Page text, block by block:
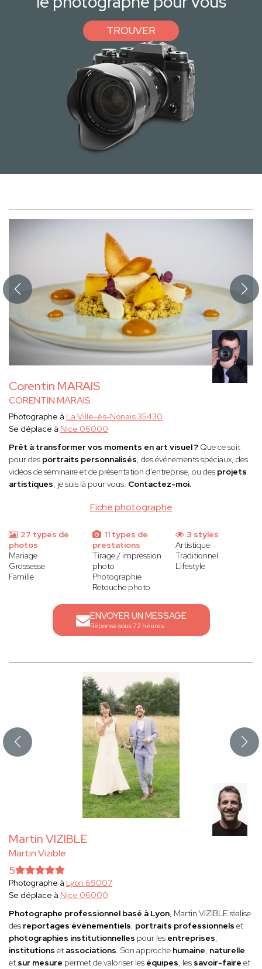
TROUVER
Corentin MARAIS
CORENTIN MARAIS
Fiche photographe
Photographe à La Ville-és-Nonais 35430
Se déplace à Nice 06000
Prêt à transformer vos moments en art visuel ? Que ce soit
pour des portraits personnalisés, des événements spéciaux, des
vidéos de séminaire et de présentation d’entreprise, ou des projets
artistiques, je suis là pour vous. Contactez-moi.
27 types de
photos
Mariage
Grossesse
Famille
11 types de
prestations
Tirage / impression
photo
Photographie
Retouche photo
3 styles
Artistique
Traditionnel
Lifestyle
ENVOYER UN MESSAGE
Réponse sous 72 heures
Martin VIZIBLE
Martin Vizible
5
Photographe à Lyon 69007
Se déplace à Nice 06000
Photographe professionnel basé à Lyon, Martin VIZIBLE réalise
des reportages événementiels, portraits professionnels et
photographies institutionnelles pour les entreprises,
institutions et associations. Son approche humaine, naturelle
et sur mesure permet de valoriser les équipes, les savoir-faire et